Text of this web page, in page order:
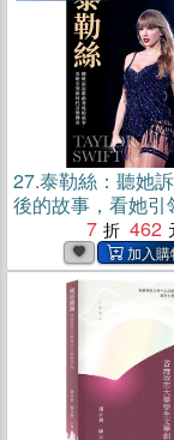
27.泰勒絲：聽她
後的故事，看她引
音樂傳奇(電子書)
7 462